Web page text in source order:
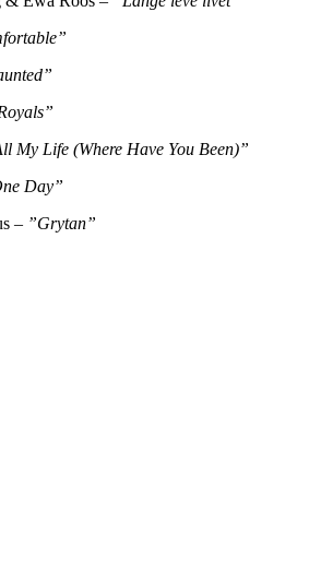
My Life (Where Have You Been)”
Day”
– ”Grytan”